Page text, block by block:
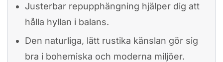
Justerbar repupphängning hjälper dig att
hålla hyllan i balans.
Den naturliga, lätt rustika känslan gör sig
bra i bohemiska och moderna miljöer.